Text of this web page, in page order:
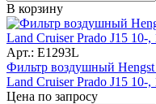
В корзину
Арт.: E1293L
Фильтр воздушный
Land Cruiser Prado J15 10-
Цена по запросу